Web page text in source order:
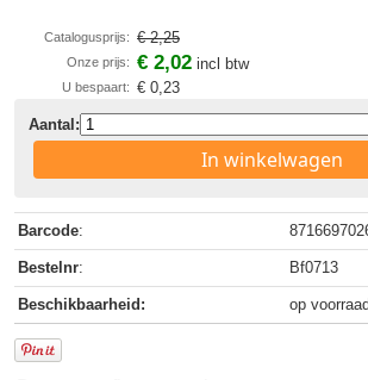
Catalogusprijs: € 2,25
Onze prijs: € 2,02 incl btw
U bespaart: € 0,23
Aantal:
In winkelwagen
Barcode:
Bestelnr: Bf0713
Beschikbaarheid: op voorraad